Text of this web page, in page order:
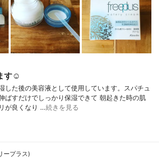
す☺︎
した後の美容液として使用しています。スパチュ
ばすだけでしっかり保湿できて 朝起きた時の肌
が良くなり …続きを見る
ープラス)